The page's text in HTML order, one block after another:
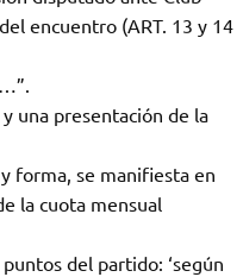
encuentro (ART. 13 y 14
una presentación de la
forma, se manifiesta en
la cuota mensual
del partido: ‘según